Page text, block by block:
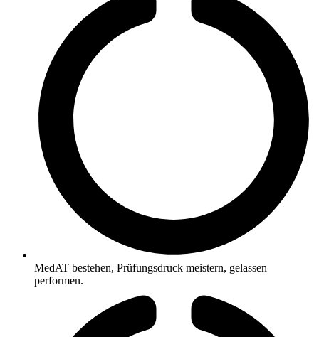
MedAT bestehen, Prüfungsdruck meistern, gelassen
performen.